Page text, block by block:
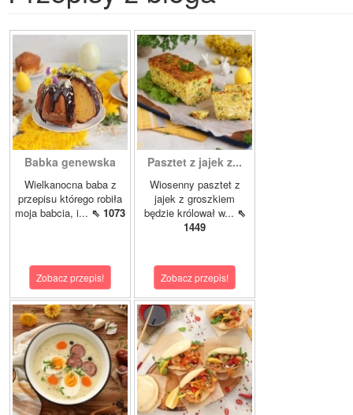
Babka genewska
Wielkanocna baba z
przepisu którego robiła
moja babcia, i... ⇖ 1073
Zobacz przepis!
Pasztet z jajek z...
Wiosenny pasztet z
jajek z groszkiem
będzie królował w... ⇖
1449
Zobacz przepis!